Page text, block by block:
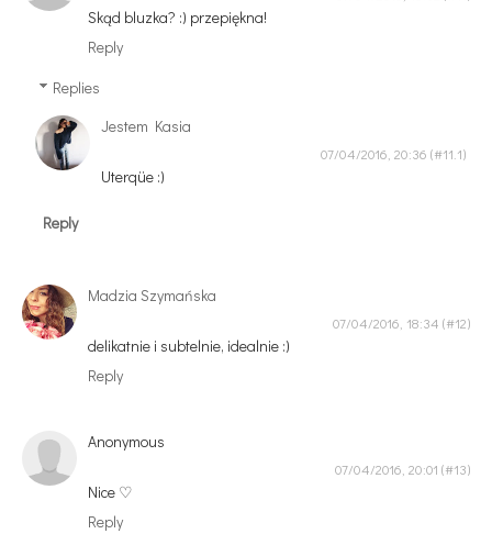
Skąd bluzka? :) przepiękna!
Reply
Replies
Jestem Kasia
07/04/2016, 20:36
Uterqüe :)
Reply
Madzia Szymańska
07/04/2016, 18:34
delikatnie i subtelnie, idealnie :)
Reply
Anonymous
07/04/2016, 20:01
Nice ♡
Reply